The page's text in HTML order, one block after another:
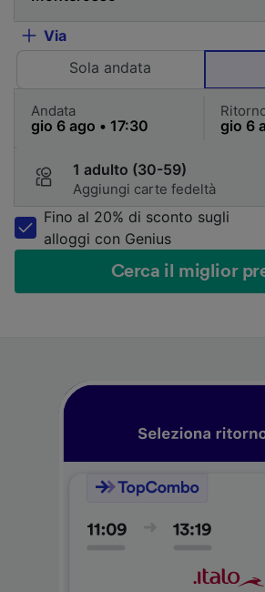
Via
Sola andata
Andata
1 adulto (30-59)
Aggiungi carte fedeltà
Fino al 20% di sconto sugli
alloggi con Genius
Cerca il miglior